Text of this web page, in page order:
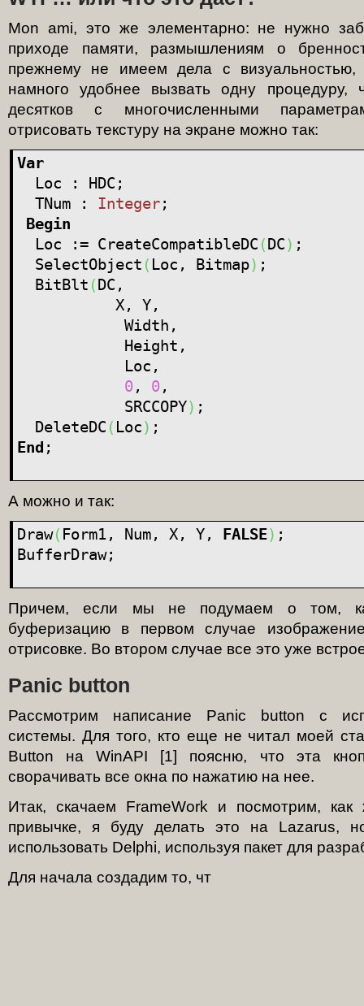
Mon ami, это же элементарно: не нужно
приходе памяти, размышлениям о
прежнему не имеем дела с визуальностью,
намного удобнее вызвать одну процедуру,
десятков с многочисленными
отрисовать текстуру на экране можно так:
Var
Loc : HDC;
TNum : Integer;
Begin
Loc := CreateCompatibleDC (DC) ;
SelectObject ( Loc, Bitmap) ;
BitBlt (DC,
X, Y,
Width,
Height,
Loc,
0, 0,
SRCCOPY) ;
DeleteDC ( Loc) ;
End ;
А можно и так:
Draw( Form1, Num, X, Y, FALSE) ;
BufferDraw;
Причем, если мы не подумаем о том,
буферизацию в первом случае
отрисовке. Во втором случае все это уже
Panic button
Рассмотрим написание Panic button с
системы. Для того, кто еще не читал моей
Button на WinAPI [1] поясню, что эта
сворачивать все окна по нажатию на нее.
Итак, скачаем FrameWork и посмотрим,
привычке, я буду делать это на Lazarus,
использовать Delphi, используя пакет для
Для начала создадим то, чт